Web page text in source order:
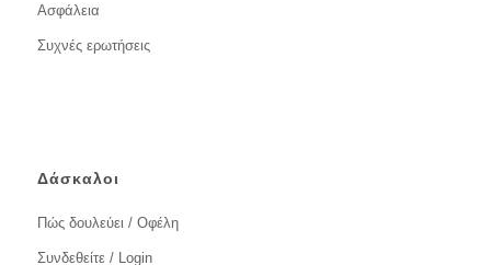
Ασφάλεια
Συχνές ερωτήσεις
Δάσκαλοι
Πώς δουλεύει / Οφέλη
Συνδεθείτε / Login